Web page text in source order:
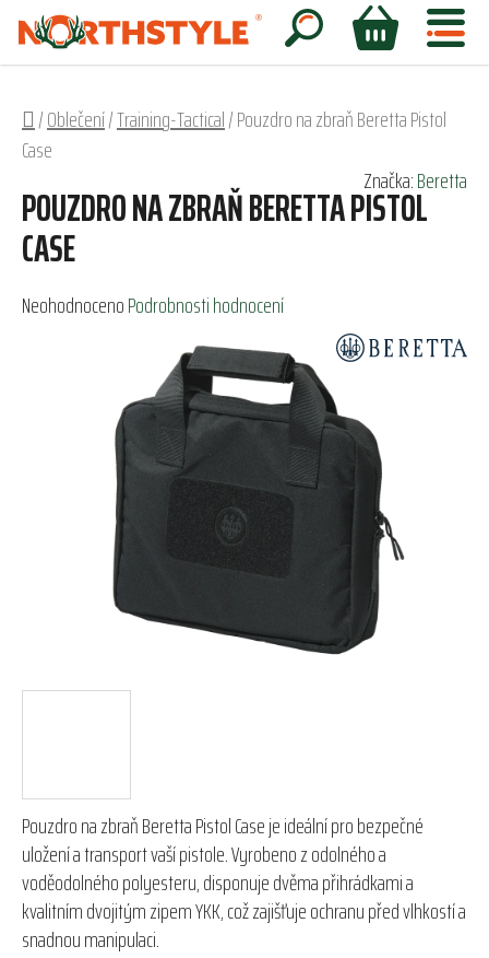
Přejít
obsah
Hledat
NÁKUPNÍ
Domů
/Oblečení/Training-Tactical/Pouzdro na zbraň Beretta Pistol
Case
Pouzdro na zbraň Beretta Pistol Case je ideální pro bezpečné
uložení a transport vaší pistole. Vyrobeno z odolného a
voděodolného polyesteru, disponuje dvěma přihrádkami a
kvalitním dvojitým zipem YKK, což zajišťuje ochranu před vlhkostí a
snadnou manipulaci.
POUZDRO NA ZBRAŇ BERETTA PISTOL
CASE
Průměrné
NeohodnocenoPodrobnosti hodnocení
Značka:Beretta